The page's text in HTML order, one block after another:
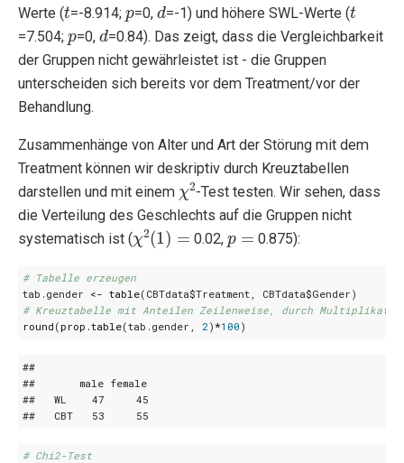
Werte ( =-8.914; =0, =-1) und höhere SWL-Werte (
=7.504; =0,
d
=0.84). Das zeigt, dass die Vergleichbarkeit
der Gruppen nicht gewährleistet ist - die Gruppen
unterscheiden sich bereits vor dem Treatment/vor der
Behandlung.
Zusammenhänge von Alter und Art der Störung mit dem
Treatment können wir deskriptiv durch Kreuztabellen
darstellen und mit einem
-Test testen. Wir sehen, dass
die Verteilung des Geschlechts auf die Gruppen nicht
systematisch ist (
2(1)
0.02, 0.875):
# Tabelle erzeugen
tab.gender <- table( CBTdata$Treatment , CBTdata$Gender )
# Kreuztabelle mit Anteilen Zeilenweise, durch
round ( prop.table(tab.gender , 2)*100 )
# Chi2-Test